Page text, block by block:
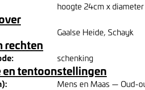
hoogte 24cm x diameter
Gaalse Heide, Schayk
rechten
schenking
tentoonstellingen
Mens en Maas — Oud-